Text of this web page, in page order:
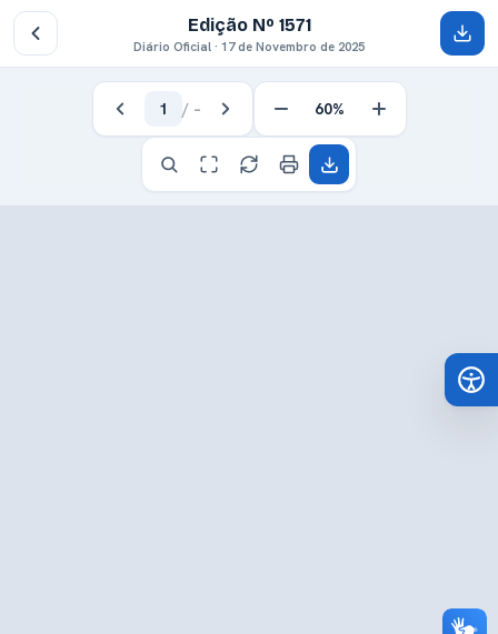
Edição Nº 1571
Diário Oficial · 17 de Novembro de 2025
1 / – 60%